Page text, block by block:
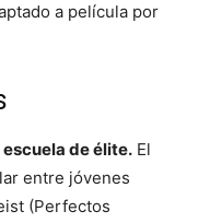
a película por
de élite. El
entre jóvenes
(Perfectos